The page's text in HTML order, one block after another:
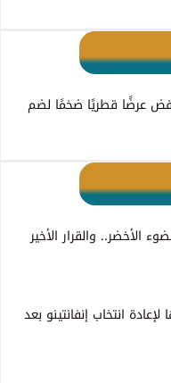
عرضًا قطريًا ضخمًا لضم
الأخضر.. والقرار الأخير
انتخاب إنفانتينو بعد